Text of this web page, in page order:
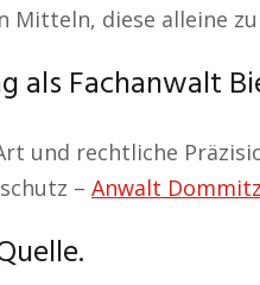
Mitteln, diese alleine
als Fachanwalt
und rechtliche
– Anwalt